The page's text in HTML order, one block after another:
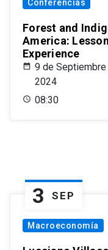
Conferencias
Forest and
America:
Experience
9 de
2024
08:30
3 SEP
Macroeconomía